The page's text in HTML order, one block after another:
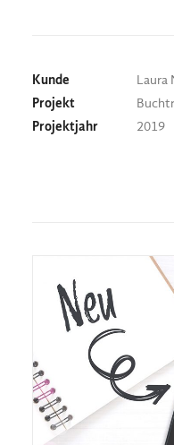
Kunde
Laura
Projekt
Projektjahr
2019